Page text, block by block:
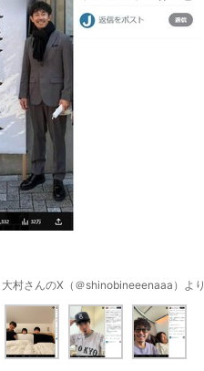
大村さんのX（＠shinobineeenaaa）より